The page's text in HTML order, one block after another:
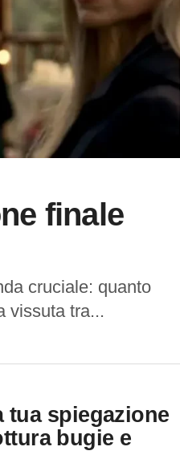
cruciale: quanto
vissuta tra...
bugie e